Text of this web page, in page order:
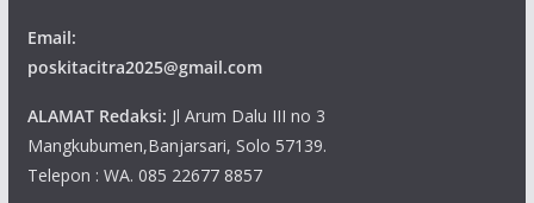
Email:
poskitacitra2025@gmail.com
ALAMAT Redaksi: Jl Arum Dalu III no 3
Mangkubumen,Banjarsari, Solo 57139.
Telepon : WA. 085 22677 8857